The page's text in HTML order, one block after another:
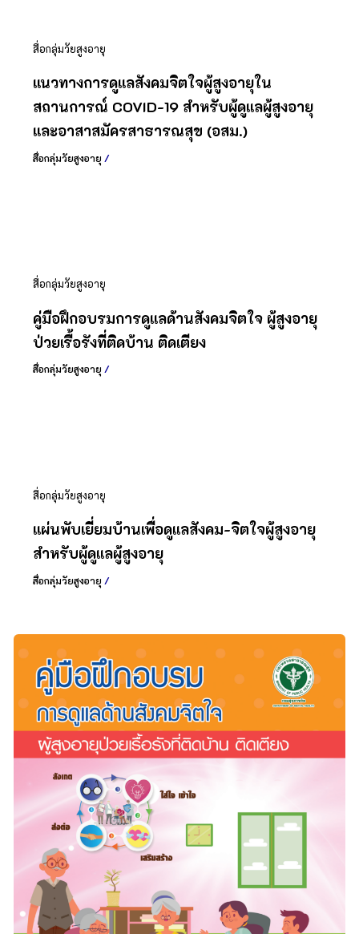
สื่อกลุ่มวัยสูงอายุ
แนวทางการดูแลสังคมจิตใจผู้สูงอายุใน
สถานการณ์ COVID-19 สำหรับผู้ดูแลผู้สูงอายุ
และอาสาสมัครสาธารณสุข (อสม.)
สื่อกลุ่มวัยสูงอายุ /
สื่อกลุ่มวัยสูงอายุ
คู่มือฝึกอบรมการดูแลด้านสังคมจิตใจ ผู้สูงอายุ
ป่วยเรื้อรังที่ติดบ้าน ติดเตียง
สื่อกลุ่มวัยสูงอายุ /
สื่อกลุ่มวัยสูงอายุ
แผ่นพับเยี่ยมบ้านเพื่อดูแลสังคม-จิตใจผู้สูงอายุ
สำหรับผู้ดูแลผู้สูงอายุ
สื่อกลุ่มวัยสูงอายุ /